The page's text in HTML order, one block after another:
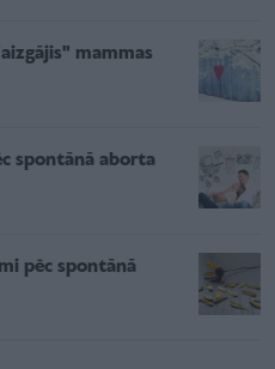
mammas
spontānā aborta
pēc spontānā